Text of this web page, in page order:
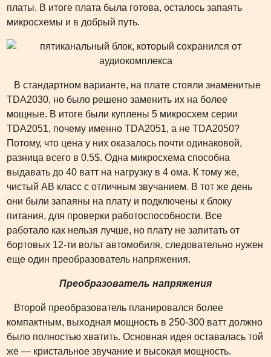
платы. В итоге плата была готова, осталось запаять
микросхемы и в добрый путь.
В стандартном варианте, на плате стояли знаменитые
TDA2030, но было решено заменить их на более
мощные. В итоге были куплены 5 микросхем серии
TDA2051, почему именно TDA2051, а не TDA2050?
Потому, что цена у них оказалось почти одинаковой,
разница всего в 0,5$. Одна микросхема способна
выдавать до 40 ватт на нагрузку в 4 ома. К тому же,
чистый АВ класс с отличным звучанием. В тот же день
они были запаяны на плату и подключены к блоку
питания, для проверки работоспособности. Все
работало как нельзя лучше, но плату не запитать от
бортовых 12-ти вольт автомобиля, следовательно нужен
еще один преобразователь напряжения.
Преобразователь напряжения
Второй преобразователь планировался более
компактным, выходная мощность в 250-300 ватт должно
было полностью хватить. Основная идея оставалась той
же — кристальное звучание и высокая мощность.